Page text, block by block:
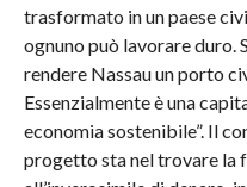
trasformato in un paese
ognuno può lavorare duro.
rendere Nassau un porto
Essenzialmente è una
economia sostenibile”. Il
progetto sta nel trovare la